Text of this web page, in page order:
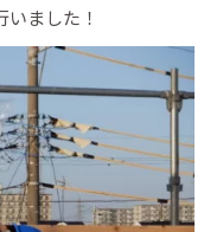
ました！